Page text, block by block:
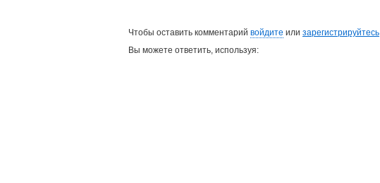
Чтобы оставить комментарий войдите или зарегистрируйтесь
Вы можете ответить, используя: